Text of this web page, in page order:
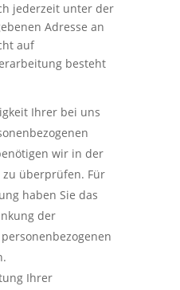
jederzeit unter der
Adresse an
auf
besteht
Ihrer bei uns
wir in der
zu überprüfen. Für
haben Sie das
der
Ihrer